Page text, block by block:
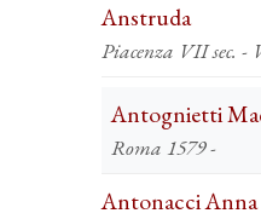
Anstruda
Antognietti
Roma 1579 -
Antonacci Anna